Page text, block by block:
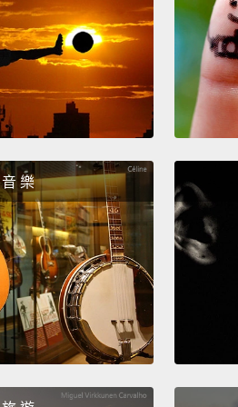
噢，不不... 這什麼？
Curtains! Drapes, actually.
your carpet or anything.
窗簾啊!其實是厚厚不透光的那
Thanks.
謝啦。
Oh! And you're fired!
Susan,
噢!然後你被炒魷魚了!Susan，
音 樂